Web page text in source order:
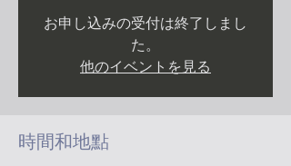
お申し込みの受付は終了しまし
た。
他のイベントを見る
時間和地點